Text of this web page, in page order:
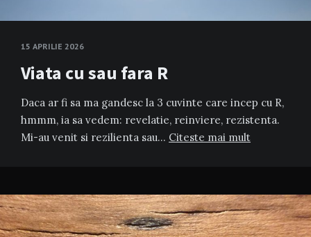
15 APRILIE 2026
Viata cu sau fara R
Daca ar fi sa ma gandesc la 3 cuvinte care incep cu R,
hmmm, ia sa vedem: revelatie, reinviere, rezistenta.
Mi-au venit si rezilienta sau… Citeste mai mult